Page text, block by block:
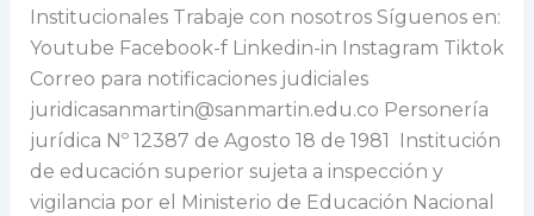
Institucionales Trabaje con nosotros Síguenos en:
Youtube Facebook-f Linkedin-in Instagram Tiktok
Correo para notificaciones judiciales
juridicasanmartin@sanmartin.edu.co Personería
jurídica Nº 12387 de Agosto 18 de 1981 Institución
de educación superior sujeta a inspección y
vigilancia por el Ministerio de Educación Nacional